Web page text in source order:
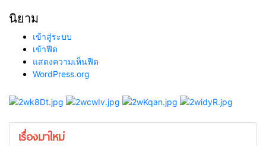
นิยาม
เข้าสู่ระบบ
เข้าฟีด
แสดงความเห็นฟีด
WordPress.org
เรื่องมาใหม่